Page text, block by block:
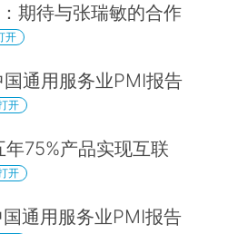
期待与张瑞敏的合作
开
通用服务业PMI报告
开
75%产品实现互联
开
通用服务业PMI报告